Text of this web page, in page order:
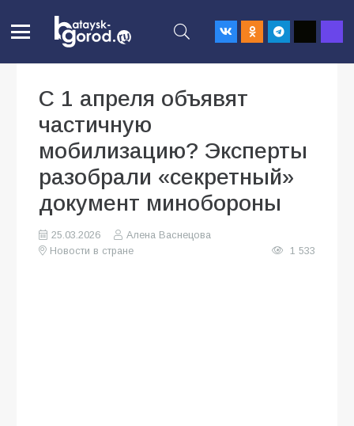
С 1 апреля объявят
частичную
мобилизацию? Эксперты
разобрали «секретный»
документ минобороны
25.03.2026
Алена Васнецова
Новости в стране
1 533